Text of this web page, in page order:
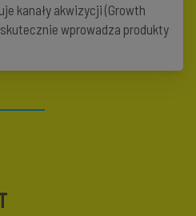
kanały akwizycji (Growth
wprowadza produkty